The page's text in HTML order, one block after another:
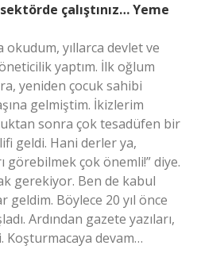
çalıştınız… Yeme
okudum, yıllarca devlet ve
yaptım. İlk oğlum
yeniden çocuk sahibi
gelmiştim. İkizlerim
sonra çok tesadüfen bir
geldi. Hani derler ya,
görebilmek çok önemli!” diye.
gerekiyor. Ben de kabul
Böylece 20 yıl önce
Ardından gazete yazıları,
devam…